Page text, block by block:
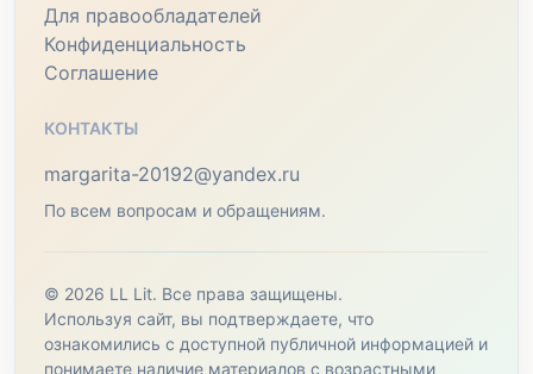
Для правообладателей
Конфиденциальность
Соглашение
КОНТАКТЫ
margarita-20192@yandex.ru
По всем вопросам и обращениям.
© 2026 LL Lit. Все права защищены.
Используя сайт, вы подтверждаете, что
ознакомились с доступной публичной информацией и
понимаете наличие материалов с возрастными